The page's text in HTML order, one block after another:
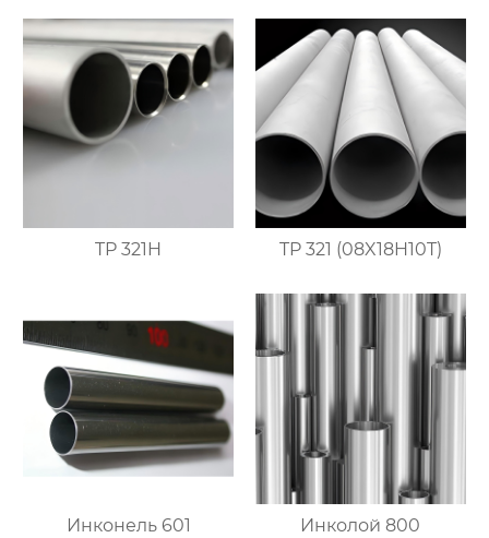
TP 321H TP 321 (08X18H10T)
Инконель 601 Инколой 800